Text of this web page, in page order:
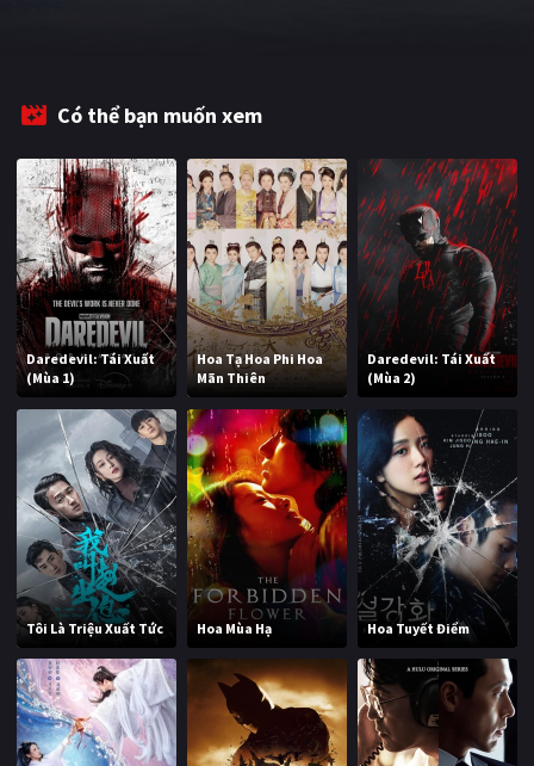
PHIM CHIẾU RẠP
TUYỂN TẬP PHIM
BLOG
Có thể bạn muốn xem
Daredevil: Tái Xuất
(Mùa 1)
Hoa Tạ Hoa Phi Hoa
Mãn Thiên
Daredevil: Tái Xuất
(Mùa 2)
Tôi Là Triệu Xuất Tức Hoa Mùa Hạ Hoa Tuyết Điểm